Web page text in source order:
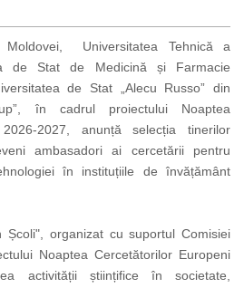
Universitatea Tehnică a
de Stat de Medicină și Farmacie
de Stat „Alecu Russo” din
în cadrul proiectului Noaptea
2027, anunță selecția tinerilor
ambasadori ai cercetării pentru
în instituțiile de învățământ
Școli", organizat cu suportul Comisiei
Noaptea Cercetătorilor Europeni
activității științifice în societate,